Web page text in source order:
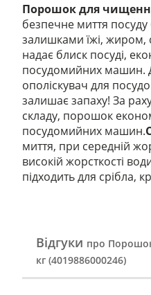
Порошок для
безпечне миття
залишками їжі, жиром,
надає блиск посуді,
посудомийних машин.
ополіскувач для
залишає запаху! За
складу, порошок
посудомийних машин.
миття, при середній
високій жорсткості
підходить для
Відгуки про
кг (4019886000246)